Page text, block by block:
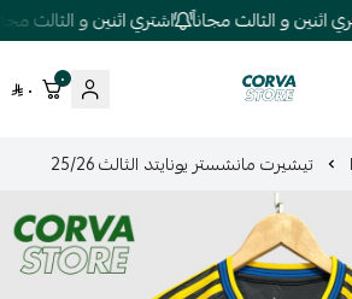
اثنين و الثالث مجاناً اشتري اثنين و الثالث مجاناً
كورفا ستور
٠ ٠
تيشيرت مانشستر يونايتد الثالث 25/26